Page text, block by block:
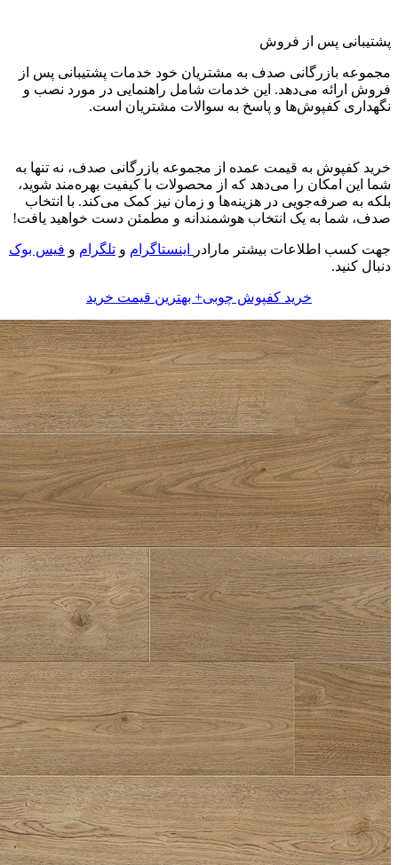
پشتیبانی پس از فروش
مجموعه بازرگانی صدف به مشتریان خود خدمات پشتیبانی پس از
فروش ارائه می‌دهد. این خدمات شامل راهنمایی در مورد نصب و
نگهداری کفپوش‌ها و پاسخ به سوالات مشتریان است.
خرید کفپوش به قیمت عمده از مجموعه بازرگانی صدف، نه تنها به
شما این امکان را می‌دهد که از محصولات با کیفیت بهره‌مند شوید،
بلکه به صرفه‌جویی در هزینه‌ها و زمان نیز کمک می‌کند. با انتخاب
صدف، شما به یک انتخاب هوشمندانه و مطمئن دست خواهید یافت!
جهت کسب اطلاعات بیشتر مارادر اینستاگرام و تلگرام و فیس بوک
دنبال کنید.
خرید کفپوش چوبی+ بهترین قیمت خرید